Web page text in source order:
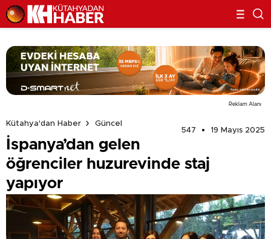
Reklam Alanı
Kütahya'dan Haber
Güncel
547
19 Mayıs 2025
İspanya’dan gelen
öğrenciler huzurevinde staj
yapıyor